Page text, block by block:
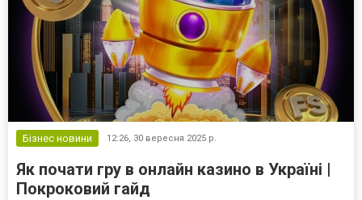
Бізнес новини 12:26, 30 вересня 2025 р.
Як почати гру в онлайн казино в Україні |
Покроковий гайд